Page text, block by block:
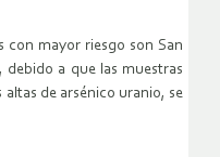
con mayor riesgo son San
debido a que las muestras
de arsénico uranio, se